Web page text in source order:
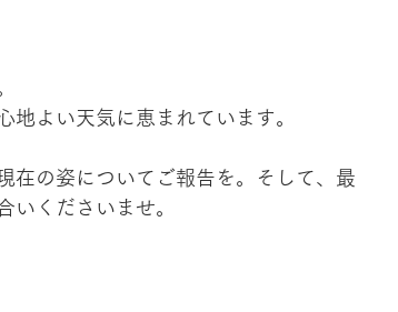
地よい天気に恵まれています。
在の姿についてご報告を。そして、最
いくださいませ。